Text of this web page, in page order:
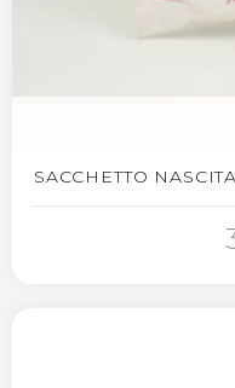
SACCHETTO